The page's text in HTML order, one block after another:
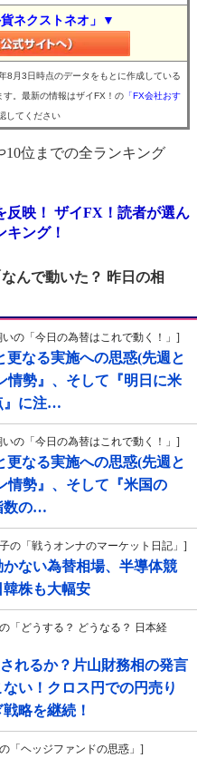
ネクストネオ」▼
月3日時点のデータをもとに作成している
。最新の情報はザイFX！の 「FX会社おす
してください
位までの全ランキング
反映！ ザイFX！読者が選ん
ング！
んで動いた？ 昨日の相
の「今日の為替はこれで動く！」]
更なる実施への思惑(先週と
情勢』、そして『明日に米
』に注…
の「今日の為替はこれで動く！」]
更なる実施への思惑(先週と
情勢』、そして『米国の
数の…
の「戦うオンナのマーケット日記」]
かない為替相場、半導体競
株も大幅安
「どうする？ どうなる？ 日本経
れるか？片山財務相の発言
い！クロス円での円売り
略を継続！
「ヘッジファンドの思惑」]